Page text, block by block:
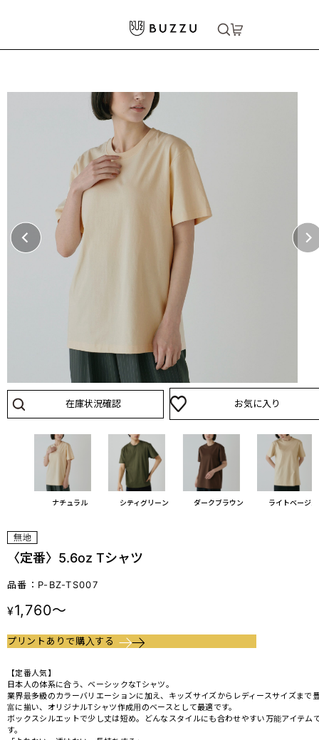
〈定番〉5.6oz Tシャツ
在庫状況確認 お気に入り
ナチュラル シティグリーン ダークブラウン ライトベージュ
〈定番〉5.6oz Tシャツ
品番：P-BZ-TS007
¥1,760～
プリントありで購入する
【定番人気】
日本人の体系に合う、ベーシックなTシャツ。
業界最多級のカラーバリエーションに加え、キッズサイズからレディースサイズまで
富に揃い、オリジナルTシャツ作成用のベースとして最適です。
ボックスシルエットで少し丈は短め。どんなスタイルにも合わせやすい万能アイテム
す。